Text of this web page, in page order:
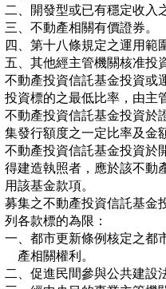
二、開發型或已有穩定收入
三、不動產相關有價證券。
四、第十八條規定之運用範
五、其他經主管機關核准投
不動產投資信託基金投資或
投資標的之最低比率，由主
不動產投資信託基金投資於
集發行額度之一定比率及金
不動產投資信託基金投資於
得建造執照者，應於該不動
用該基金款項。
募集之不動產投資信託基金
列各款標的為限：
一、都市更新條例核定之都
    產相關權利。
二、促進民間參與公共建設